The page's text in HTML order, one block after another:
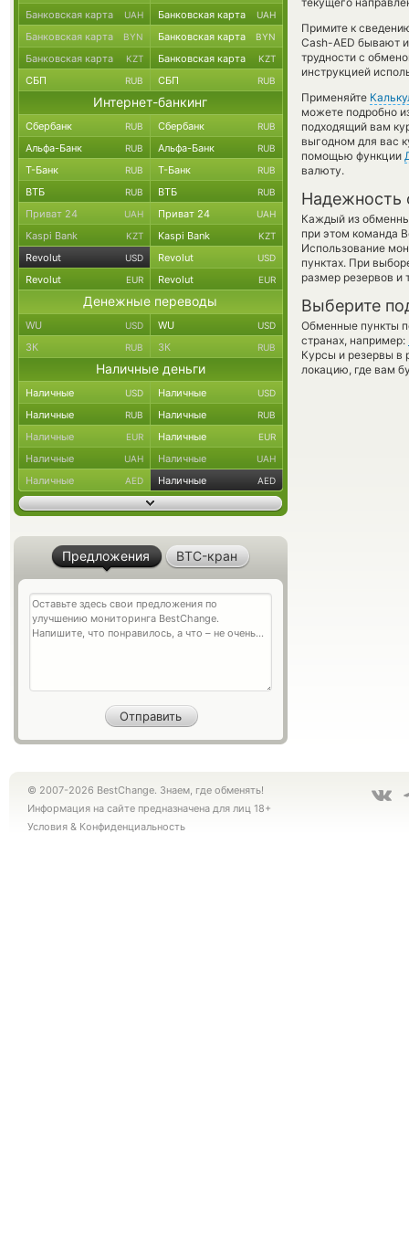
Примите к
Cash-AED бывают
трудности с
инструкцией
Применяйте
можете подробно
подходящий вам
выгодном для вас
помощью функции
валюту.
Надежность
Каждый из
при этом команда
Использование
пунктах. При
размер резервов и
Выберите
Обменные пункты
странах, например:
Курсы и резервы в
локацию, где вам
Банковская карта UAH Банковская карта UAH
Банковская карта BYN Банковская карта BYN
Банковская карта KZT Банковская карта KZT
СБП RUB СБП RUB
Интернет-банкинг
Сбербанк RUB Сбербанк RUB
Альфа-Банк RUB Альфа-Банк RUB
Т-Банк RUB Т-Банк RUB
ВТБ RUB ВТБ RUB
Приват 24 UAH Приват 24 UAH
Kaspi Bank KZT Kaspi Bank KZT
Revolut USD Revolut USD
Revolut EUR Revolut EUR
Денежные переводы
WU USD WU USD
ЗК RUB ЗК RUB
Наличные деньги
Наличные USD Наличные USD
Наличные RUB Наличные RUB
Наличные EUR Наличные EUR
Наличные UAH Наличные UAH
Наличные AED Наличные AED
Предложения BTC-кран
© 2007-2026 BestChange. Знаем, где обменять!
Информация на сайте предназначена для лиц 18+
Условия & Конфиденциальность